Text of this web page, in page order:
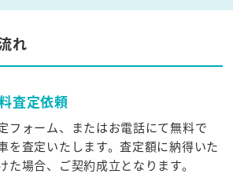
れ
査定依頼
フォーム、またはお電話にて無料で
を査定いたします。査定額に納得いた
た場合、ご契約成立となります。